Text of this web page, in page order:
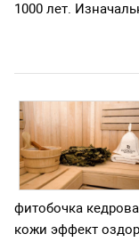
1000 лет.
фитобочка
кожи эффект